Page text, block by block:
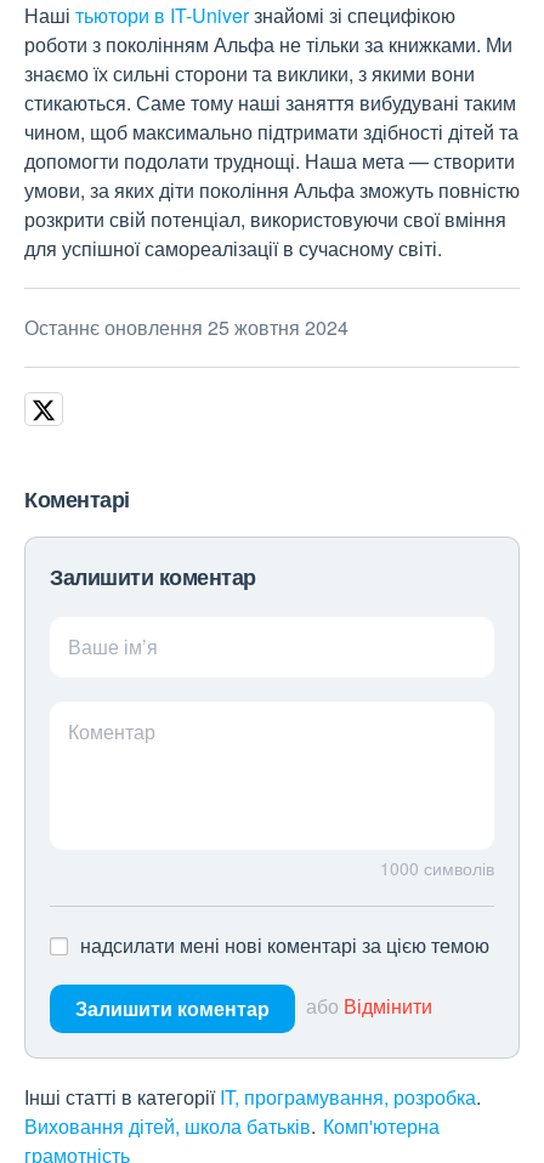
Наші тьютори в IT-Univerзнайомі зі специфікою
роботи з поколінням Альфа не тільки за книжками. Ми
знаємо їх сильні сторони та виклики, з якими вони
стикаються. Саме тому наші заняття вибудувані таким
чином, щоб максимально підтримати здібності дітей та
допомогти подолати труднощі. Наша мета — створити
умови, за яких діти покоління Альфа зможуть повністю
розкрити свій потенціал, використовуючи свої вміння
для успішної самореалізації в сучасному світі.
Останнє оновлення 25 жовтня 2024
Коментарі
Залишити коментар
Ваше ім’я
Коментар
1000 символів
надсилати мені нові коментарі за цією темою
Залишити коментар або Відмінити
Інші статті в категорії IT, програмування, розробка
Виховання дітей, школа батьків Комп'ютерна
грамотність